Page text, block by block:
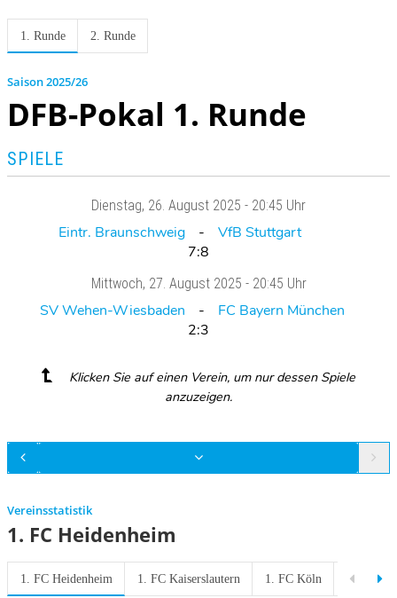
1. Runde 2. Runde
2025/26
DFB-Pokal 1. Runde
SPIELE
Dienstag, 26. August 2025 - 20:45 Uhr
Eintr. Braunschweig
VfB Stuttgart
7:8
Mittwoch, 27. August 2025 - 20:45 Uhr
SV Wehen-Wiesbaden
FC Bayern München
2:3
Klicken Sie auf einen Verein, um nur dessen Spiele
anzuzeigen.
Vereinsstatistik
1. FC Heidenheim
1. FC Heidenheim 1. FC Kaiserslautern 1. FC Köln 1. FC